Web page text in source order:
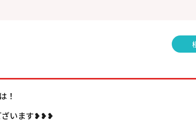
！
ざいます❥❥❥